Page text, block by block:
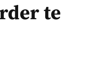
te